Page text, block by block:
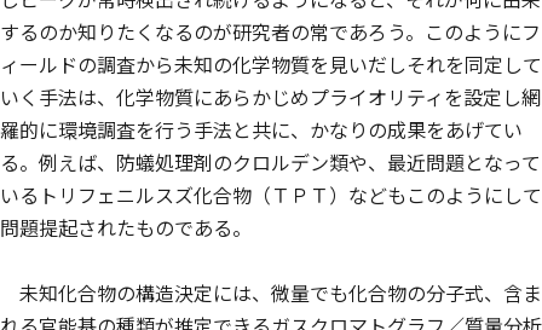
するのか知りたくなるのが研究者の常であろう。このようにフ
ィールドの調査から未知の化学物質を見いだしそれを同定して
いく手法は、化学物質にあらかじめプライオリティを設定し網
羅的に環境調査を行う手法と共に、かなりの成果をあげてい
る。例えば、防蟻処理剤のクロルデン類や、最近問題となって
いるトリフェニルスズ化合物（ＴＰＴ）などもこのようにして
問題提起されたものである。
未知化合物の構造決定には、微量でも化合物の分子式、含ま